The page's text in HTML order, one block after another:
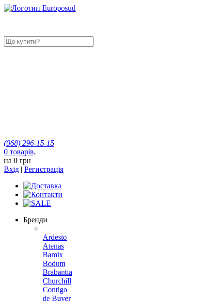
(068) 296-15-15
0 товарів,
на 0 грн
Вхід | Регистрація
Бренди
Ardesto
Atenas
Bamix
Bodum
Brabantia
Churchill
Contigo
de Buyer